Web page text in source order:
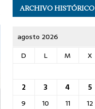
ARCHIVO HISTÓRICO
agosto 2026
D
L M X
2
3 4 5
9
10 11 12